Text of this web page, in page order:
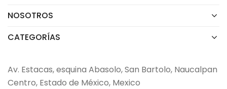
NOSOTROS
CATEGORÍAS
Av. Estacas, esquina Abasolo, San Bartolo, Naucalpan
Centro, Estado de México, Mexico